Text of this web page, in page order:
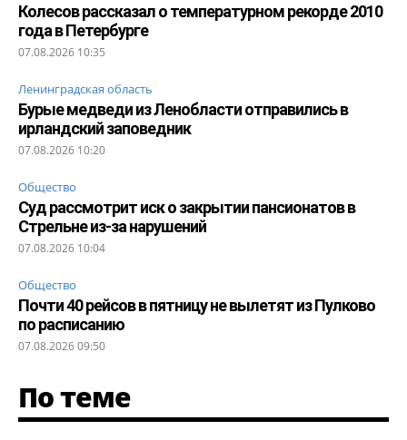
Колесов рассказал о температурном рекорде 2010
года в Петербурге
07.08.2026 10:35
Ленинградская область
Бурые медведи из Ленобласти отправились в
ирландский заповедник
07.08.2026 10:20
Общество
Суд рассмотрит иск о закрытии пансионатов в
Стрельне из-за нарушений
07.08.2026 10:04
Общество
Почти 40 рейсов в пятницу не вылетят из Пулково
по расписанию
07.08.2026 09:50
По теме